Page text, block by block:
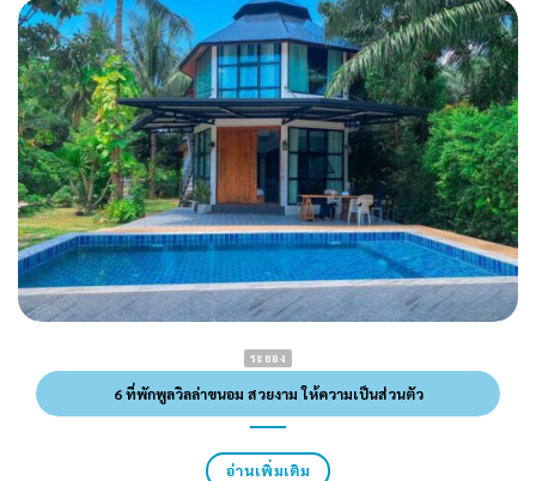
ระยอง
6 ที่พักพูลวิลล่าขนอม สวยงาม ให้ความเป็นส่วนตัว
อ่านเพิ่มเติม